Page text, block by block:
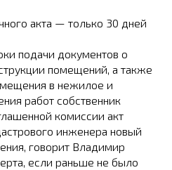
акта — только 30 дней
подачи документов о
помещений, а также
в нежилое и
работ собственник
комиссии акт
инженера новый
говорит Владимир
если раньше не было